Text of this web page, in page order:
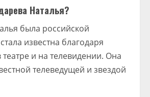
Наталья?
была российской
известна благодаря
и на телевидении. Она
телеведущей и звездой